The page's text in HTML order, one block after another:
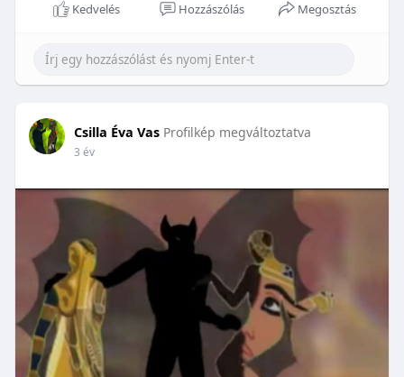
Kedvelés Hozzászólás Megosztás
Csilla Éva Vas Profilkép megváltoztatva
3 év